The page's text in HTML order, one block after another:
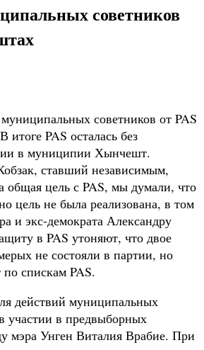
советников
советников от PAS
итоге PAS осталась без
в муниципии Хынчешт.
ставший независимым,
общая цель с PAS, мы думали, что
цель не была реализована, в том
и экс-демократа Александру
в PAS утоняют, что двое
не состояли в партии, но
спискам PAS.
действий муниципальных
участии в предвыборных
мэра Унген Виталия Врабие. При